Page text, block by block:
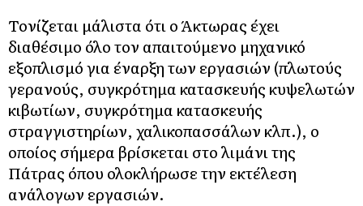
Τονίζεται μάλιστα ότι ο Άκτωρας έχει
διαθέσιμο όλο τον απαιτούμενο μηχανικό
εξοπλισμό για έναρξη των εργασιών (πλωτούς
γερανούς, συγκρότημα κατασκευής κυψελωτών
κιβωτίων, συγκρότημα κατασκευής
στραγγιστηρίων, χαλικοπασσάλων κλπ.), ο
οποίος σήμερα βρίσκεται στο λιμάνι της
Πάτρας όπου ολοκλήρωσε την εκτέλεση
ανάλογων εργασιών.